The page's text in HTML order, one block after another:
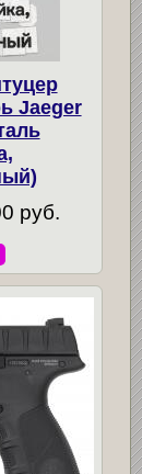
Jaeger
руб.